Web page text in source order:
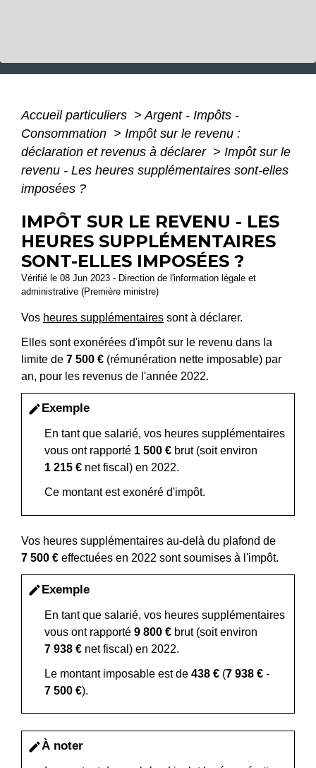
Accueil particuliers > Argent - Impôts -
Consommation > Impôt sur le revenu :
déclaration et revenus à déclarer > Impôt sur le
revenu - Les heures supplémentaires sont-elles
imposées ?
IMPÔT SUR LE REVENU - LES
HEURES SUPPLÉMENTAIRES
SONT-ELLES IMPOSÉES ?
Vérifié le 08 Jun 2023 - Direction de l'information légale et
administrative (Première ministre)
Vos heures supplémentaires sont à déclarer.
Elles sont exonérées d'impôt sur le revenu dans la
limite de 7 500 € (rémunération nette imposable) par
an, pour les revenus de l'année 2022.
edit Exemple
En tant que salarié, vos heures supplémentaires
vous ont rapporté 1 500 € brut (soit environ
1 215 € net fiscal) en 2022.
Ce montant est exonéré d'impôt.
Vos heures supplémentaires au-delà du plafond de
7 500 € effectuées en 2022 sont soumises à l'impôt.
editExemple
En tant que salarié, vos heures supplémentaires
vous ont rapporté 9 800 € brut (soit environ
7 938 € net fiscal) en 2022.
Le montant imposable est de 438 € (7 938 € -
7 500 €).
editÀ noter